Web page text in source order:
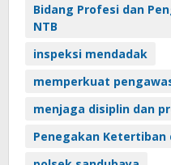
Bidang Profesi dan
NTB
inspeksi mendadak
memperkuat
menjaga disiplin dan
Penegakan Ketertiban